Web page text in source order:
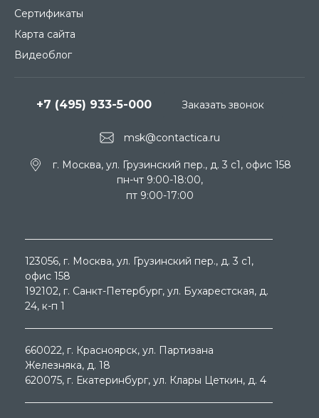
Сертификаты
Карта сайта
Видеоблог
msk@contactica.ru
+7 (495) 933-5-000
г. Москва, ул. Грузинский пер., д. 3 c1, офис 158
пн-чт 9:00-18:00,
пт 9:00-17:00
Заказать звонок
123056, г. Москва, ул. Грузинский пер., д. 3 c1,
офис 158
192102, г. Санкт-Петербург, ул. Бухарестская, д.
24, к-п 1
660022, г. Красноярск, ул. Партизана
Железняка, д. 18
620075, г. Екатеринбург, ул. Клары Цеткин, д. 4